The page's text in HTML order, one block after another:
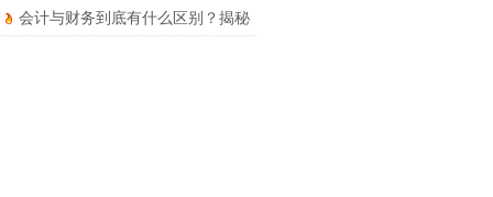
被坑！
会计与财务到底有什么区别？揭秘